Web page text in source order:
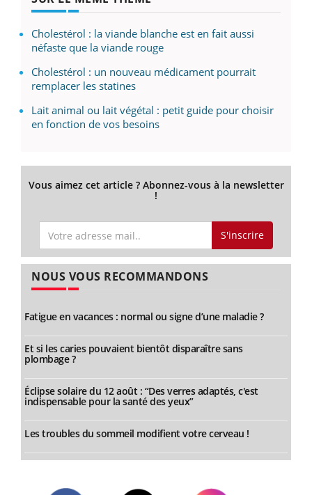
Cholestérol : la viande blanche est en fait aussi
néfaste que la viande rouge
Cholestérol : un nouveau médicament pourrait
remplacer les statines
Lait animal ou lait végétal : petit guide pour choisir
en fonction de vos besoins
Vous aimez cet article ? Abonnez-vous à la newsletter
!
S'inscrire
NOUS VOUS RECOMMANDONS
Fatigue en vacances : normal ou signe d’une maladie ?
Et si les caries pouvaient bientôt disparaître sans
plombage ?
Éclipse solaire du 12 août : “Des verres adaptés, c'est
indispensable pour la santé des yeux”
Les troubles du sommeil modifient votre cerveau !